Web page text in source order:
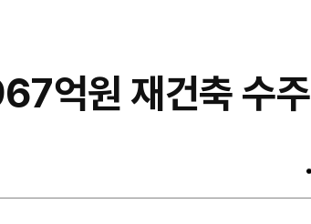
억원 재건축 수주